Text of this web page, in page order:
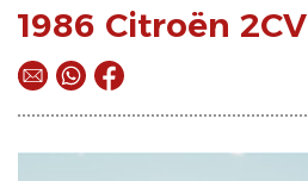
1986 Citroën 2CV